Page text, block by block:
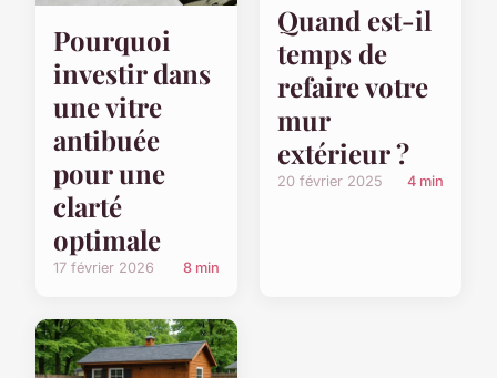
Pourquoi
investir dans
une vitre
antibuée
pour une
clarté
optimale
17 février 2026 8 min
Quand est-il
temps de
refaire votre
mur
extérieur ?
20 février 2025 4 min